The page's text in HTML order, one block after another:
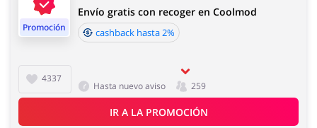
Promoción
4337
Envío gratis con recoger en Coolmod
cashback hasta 2%
Hasta nuevo aviso 259
IR A LA PROMOCIÓN